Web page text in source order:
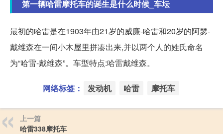
第一辆哈雷摩托车的诞生是什么时候_车坛
最初的哈雷是在1903年由21岁的威廉-哈雷和20岁的阿瑟-
戴维森在一间小木屋里拼凑出来,并以两个人的姓氏命名
为“哈雷-戴维森”。车型特点:哈雷戴维森。
网络标签： 发动机 哈雷 摩托车
上一篇
哈雷338摩托车